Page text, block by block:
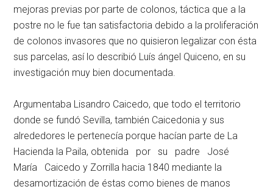
mejoras previas por parte de colonos, táctica que a la
postre no le fue tan satisfactoria debido a la proliferación
de colonos invasores que no quisieron legalizar con ésta
sus parcelas, así lo describió Luís ángel Quiceno, en su
investigación muy bien documentada.
Argumentaba Lisandro Caicedo, que todo el territorio
donde se fundó Sevilla, también Caicedonia y sus
alrededores le pertenecía porque hacían parte de La
Hacienda la Paila, obtenida por su padre José
María Caicedo y Zorrilla hacia 1840 mediante la
desamortización de éstas como bienes de manos